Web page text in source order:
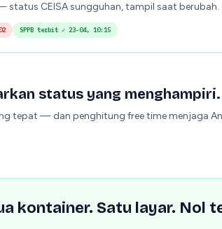
status CEISA sungguhan, tampil saat berubah.
SPPB terbit ✓ 23-04, 10:15
status yang menghampiri.
tepat — dan penghitung free time menjaga
kontainer. Satu layar. Nol